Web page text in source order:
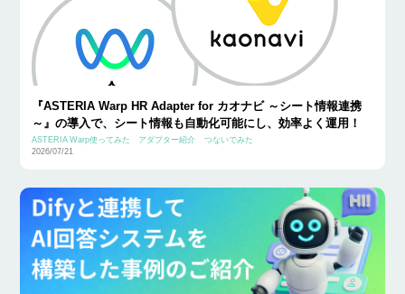
『ASTERIA Warp HR Adapter for カオナビ ～シート情報連携
～』の導入で、シート情報も自動化可能にし、効率よく運用！
ASTERIA Warp使ってみた アダプター紹介
つないでみた
2026/07/21